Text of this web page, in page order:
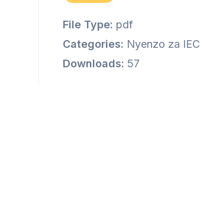
File Type: pdf
Categories: Nyenzo za IEC
Downloads: 57